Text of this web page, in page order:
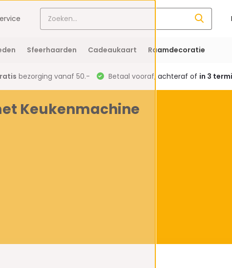
Sfeerhaarden Cadeaukaart Raamdecoratie
bezorging vanaf 50.- Betaal vooraf, achteraf of in 3
Keukenmachine